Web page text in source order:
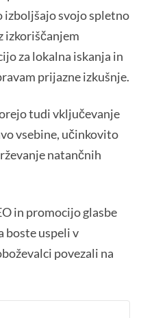
izboljšajo svojo spletno
izkoriščanjem
za lokalna iskanja in
prijazne izkušnje.
tudi vključevanje
vsebine, učinkovito
natančnih
in promocijo glasbe
boste uspeli v
povezali na